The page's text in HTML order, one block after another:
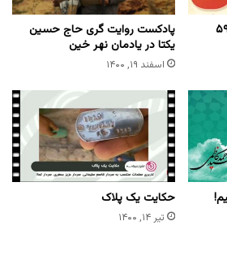
پادکست روایت گری حاج حسین
یکتا در یادمان نهر خین
اسفند ۱۹, ۱۴۰۰
حکایت یک پلاک
تیر ۱۴, ۱۴۰۰